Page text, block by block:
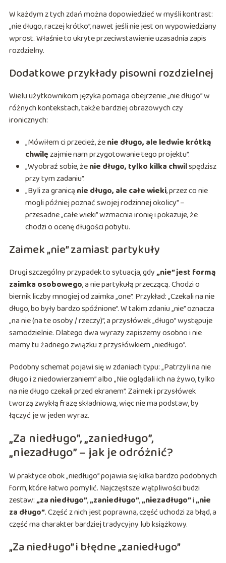
W każdym z tych zdań można dopowiedzieć w myśli kontrast:
„nie długo, raczej krótko”, nawet jeśli nie jest on wypowiedziany
wprost. Właśnie to ukryte przeciwstawienie uzasadnia zapis
rozdzielny.
Dodatkowe przykłady pisowni rozdzielnej
Wielu użytkownikom języka pomaga obejrzenie „nie długo” w
różnych kontekstach, także bardziej obrazowych czy
ironicznych:
„Mówiłem ci przecież, żenie długo, ale ledwie krótką
chwilęzajmie nam przygotowanie tego projektu”.
„Wyobraź sobie, żenie długo, tylko kilka chwilspędzisz
przy tym zadaniu”.
„Byli za granicą nie długo, ale całe wieki, przez co nie
mogli później poznać swojej rodzinnej okolicy” –
przesadne „całe wieki” wzmacnia ironię i pokazuje, że
chodzi o ocenę długości pobytu.
Zaimek „nie” zamiast partykuły
Drugi szczególny przypadek to sytuacja, gdy„nie” jest formą
zaimka osobowego, a nie partykułą przeczącą. Chodzi o
biernik liczby mnogiej od zaimka „one”. Przykład: „Czekali na nie
długo, bo były bardzo spóźnione”. W takim zdaniu „nie” oznacza
„na nie (na te osoby / rzeczy)”, a przysłówek „długo” występuje
samodzielnie. Dlatego dwa wyrazy zapiszemy osobno i nie
mamy tu żadnego związku z przysłówkiem „niedługo”.
Podobny schemat pojawi się w zdaniach typu: „Patrzyli na nie
długo i z niedowierzaniem” albo „Nie oglądali ich na żywo, tylko
na nie długo czekali przed ekranem”. Zaimek i przysłówek
tworzą zwykłą frazę składniową, więc nie ma podstaw, by
łączyć je w jeden wyraz.
„Za niedługo”, „zaniedługo”,
„niezadługo” – jak je odróżnić?
W praktyce obok „niedługo” pojawia się kilka bardzo podobnych
form, które łatwo pomylić. Najczęstsze wątpliwości budzi
zestaw:„za niedługo”,„zaniedługo”,„niezadługo”i„nie
za długo”. Część z nich jest poprawna, część uchodzi za błąd, a
część ma charakter bardziej tradycyjny lub książkowy.
„Za niedługo” i błędne „zaniedługo”